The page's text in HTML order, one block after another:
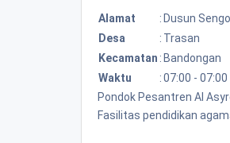
Alamat : Dusun
Desa
: Trasan
Kecamatan : Bandongan
Waktu
:07:00 - 07:00
Pondok Pesantren Al
Fasilitas pendidikan